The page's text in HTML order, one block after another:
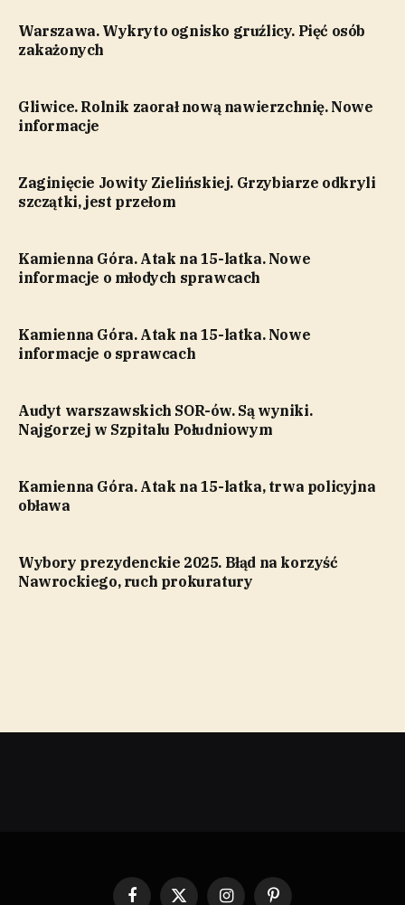
Warszawa. Wykryto ognisko gruźlicy. Pięć osób
zakażonych
Gliwice. Rolnik zaorał nową nawierzchnię. Nowe
informacje
Zaginięcie Jowity Zielińskiej. Grzybiarze odkryli
szczątki, jest przełom
Kamienna Góra. Atak na 15-latka. Nowe
informacje o młodych sprawcach
Kamienna Góra. Atak na 15-latka. Nowe
informacje o sprawcach
Audyt warszawskich SOR-ów. Są wyniki.
Najgorzej w Szpitalu Południowym
Kamienna Góra. Atak na 15-latka, trwa policyjna
obława
Wybory prezydenckie 2025. Błąd na korzyść
Nawrockiego, ruch prokuratury